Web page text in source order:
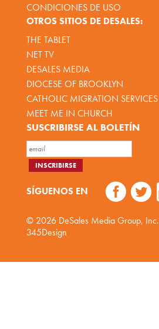
CONDICIONES DE USO
OTROS SITIOS DE DESALES:
THE TABLET
NET TV
DESALES MEDIA
DIOCESE OF BROOKLYN
CATHOLIC MIGRATION SERVICES
MEET ME IN CHURCH
SUSCRIBIRSE AL BOLETÍN
SÍGUENOS EN
© 2026 DeSales Media Group, Inc.
345Design